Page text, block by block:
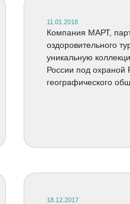
11.01.2018
Компания МАРТ,
оздоровительного
уникальную
России под охраной
географического
18.12.2017